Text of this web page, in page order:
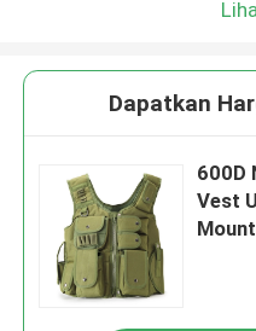
Dapatkan
600D
Vest